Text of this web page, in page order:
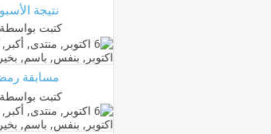
نتيجة
كتبت بواسطة
مسابقة
كتبت بواسطة